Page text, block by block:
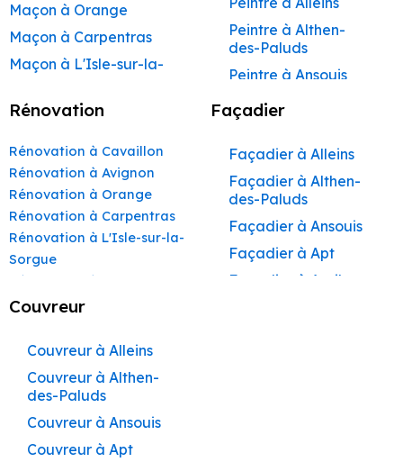
Maçon à Orange
Maçon à Carpentras
Maçon à L'Isle-sur-la-
Maçon à Apt
Maçon à Pertuis
Maçon à Sorgues
Maçon à Le Pontet
Maçon à Vaison-la-
Romaine
Maçon à Bollène
Maçon à Monteux
Maçon à Morières-lès-
Avignon
Maçon à Vedène
Maçon à Pernes-les-
Fontaines
Peintre à Althen-
des-Paluds
Peintre à Ansouis
Peintre à Apt
Peintre à Aurons
Peintre à Avignon
Peintre à
Beaumettes
Peintre à Beaumont-
de-Pertuis
Rénovation
Rénovation à Cavaillon
Rénovation à Avignon
Rénovation à Orange
Rénovation à Carpentras
Rénovation à L'Isle-sur-la-
Sorgue
Rénovation à Apt
Rénovation à Pertuis
Rénovation à Le Pontet
Rénovation à Vaison-la-
Romaine
Rénovation à Monteux
Rénovation à Valréas
Façadier
Façadier à Alleins
Façadier à Althen-
des-Paluds
Façadier à Ansouis
Façadier à Apt
Façadier à Auribeau
Couvreur
Couvreur à Alleins
Couvreur à Althen-
des-Paluds
Couvreur à Ansouis
Couvreur à Apt